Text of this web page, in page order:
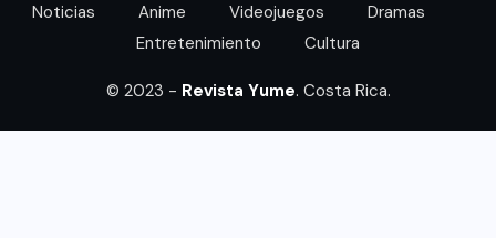
Noticias Anime Videojuegos
Dramas
Entretenimiento
Cultura
© 2023 - Revista Yume. Costa Rica.